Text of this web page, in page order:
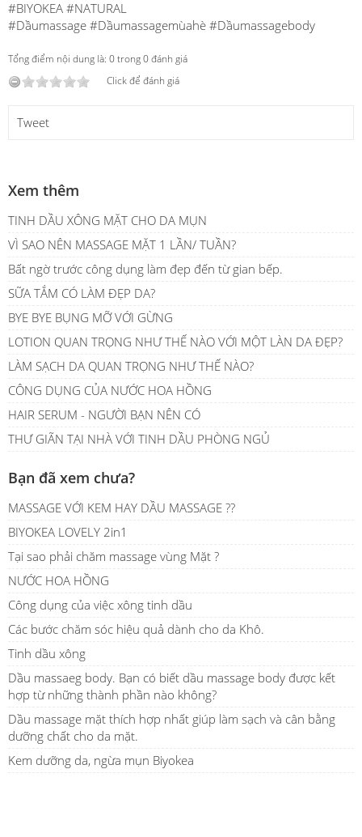
#BIYOKEA #NATURAL
#Dầumassage #Dầumassagemùahè #Dầumassagebody
Tổng điểm nội dung là: 0 trong 0 đánh giá
Click để đánh giá
Tweet
Xem thêm
TINH DẦU XÔNG MẶT CHO DA MỤN
VÌ SAO NÊN MASSAGE MẶT 1 LẦN/ TUẦN?
Bất ngờ trước công dụng làm đẹp đến từ gian bếp.
SỮA TẮM CÓ LÀM ĐẸP DA?
BYE BYE BỤNG MỠ VỚI GỪNG
LOTION QUAN TRỌNG NHƯ THẾ NÀO VỚI MỘT LÀN DA ĐẸP?
LÀM SẠCH DA QUAN TRỌNG NHƯ THẾ NÀO?
CÔNG DỤNG CỦA NƯỚC HOA HỒNG
HAIR SERUM - NGƯỜI BẠN NÊN CÓ
THƯ GIÃN TẠI NHÀ VỚI TINH DẦU PHÒNG NGỦ
Bạn đã xem chưa?
MASSAGE VỚI KEM HAY DẦU MASSAGE ??
BIYOKEA LOVELY 2in1
Tại sao phải chăm massage vùng Mặt ?
NƯỚC HOA HỒNG
Công dụng của việc xông tinh dầu
Các bước chăm sóc hiệu quả dành cho da Khô.
Tinh dầu xông
Dầu massaeg body. Bạn có biết dầu massage body được kết
hợp từ những thành phần nào không?
Dầu massage mặt thích hợp nhất giúp làm sạch và cân bằng
dưỡng chất cho da mặt.
Kem dưỡng da, ngừa mụn Biyokea